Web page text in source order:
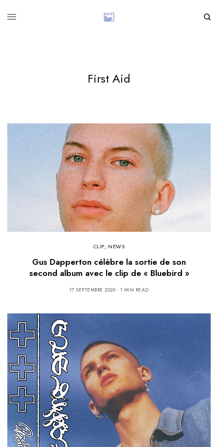
First Aid
CLIP, NEWS
Gus Dapperton célèbre la sortie de son
second album avec le clip de « Bluebird »
17 SEPTEMBRE 2020 1 MIN READ